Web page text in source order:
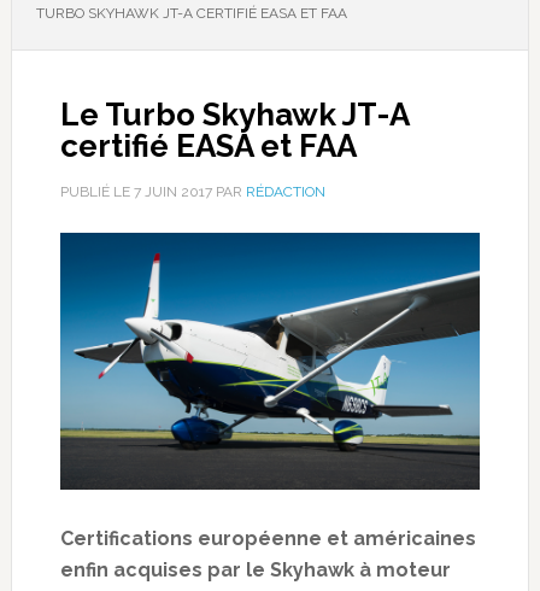
TURBO SKYHAWK JT-A CERTIFIÉ EASA ET FAA
Le Turbo Skyhawk JT-A
certifié EASA et FAA
PUBLIÉ LE 7 JUIN 2017PAR RÉDACTION
Certifications européenne et américaines
enfin acquises par le Skyhawk à moteur